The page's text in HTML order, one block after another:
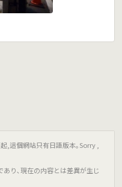
,這個網站只有日語版本｡Sorry ,
り､現在の内容とは差異が生じ